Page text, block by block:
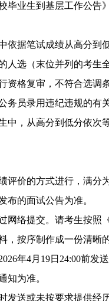
毕业生到基层工作公告
依据笔试成绩从高分到
人选（末位并列的考生
资格复审，不符合选调
务员录用违纪违规的有
中，从高分到低分依次
评价的方式进行，满分
布的面试公告为准。
网络提交。请考生按照
，按序制作成一份清晰
年4月19日24:00前发
知为准。
发送或未按要求提供经